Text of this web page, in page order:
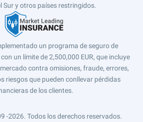
Sur y otros países restringidos.
un programa de seguro de
un límite de 2,500,000 EUR, que incluye
contra omisiones, fraude, errores,
riesgos que pueden conllevar pérdidas
de los clientes.
-2026. Todos los derechos reservados.